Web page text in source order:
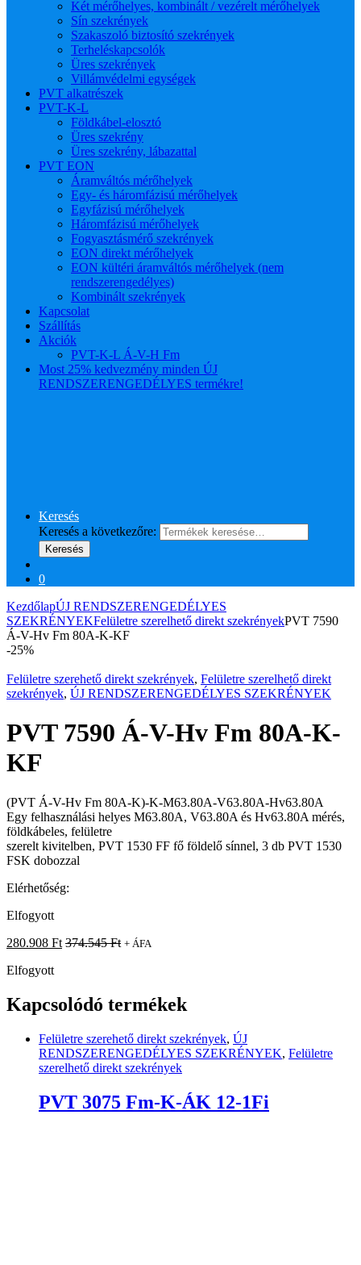
Két mérőhelyes, kombinált / vezérelt mérőhelyek
Sín szekrények
Szakaszoló biztosító szekrények
Terheléskapcsolók
Üres szekrények
Villámvédelmi egységek
PVT alkatrészek
PVT-K-L
Földkábel-elosztó
Üres szekrény
Üres szekrény, lábazattal
PVT EON
Áramváltós mérőhelyek
Egy- és háromfázisú mérőhelyek
Egyfázisú mérőhelyek
Háromfázisú mérőhelyek
Fogyasztásmérő szekrények
EON direkt mérőhelyek
EON kültéri áramváltós mérőhelyek (nem
rendszerengedélyes)
Kombinált szekrények
Kapcsolat
Szállítás
Akciók
PVT-K-L Á-V-H Fm
Most 25% kedvezmény minden ÚJ
RENDSZERENGEDÉLYES termékre!
Keresés
Keresés a következőre:
Keresés
0
KezdőlapÚJ RENDSZERENGEDÉLYES
SZEKRÉNYEKFelületre szerelhető direkt szekrényekPVT 7590
Á-V-Hv Fm 80A-K-KF
-25%
Felületre szerehető direkt szekrények, Felületre szerelhető direkt
szekrények, ÚJ RENDSZERENGEDÉLYES SZEKRÉNYEK
PVT 7590 Á-V-Hv Fm 80A-K-
KF
(PVT Á-V-Hv Fm 80A-K)-K-M63.80A-V63.80A-Hv63.80A
Egy felhasználási helyes M63.80A, V63.80A és Hv63.80A mérés,
földkábeles, felületre
szerelt kivitelben, PVT 1530 FF fő földelő sínnel, 3 db PVT 1530
FSK dobozzal
Elérhetőség:
Elfogyott
280.908 Ft 374.545Ft + ÁFA
Elfogyott
Kapcsolódó termékek
Felületre szerehető direkt szekrények, ÚJ
RENDSZERENGEDÉLYES SZEKRÉNYEK, Felületre
szerelhető direkt szekrények
PVT 3075 Fm-K-ÁK 12-1Fi